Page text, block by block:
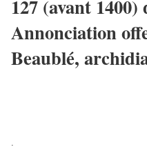
127 (avant
Annonciation
Beaublé,
.